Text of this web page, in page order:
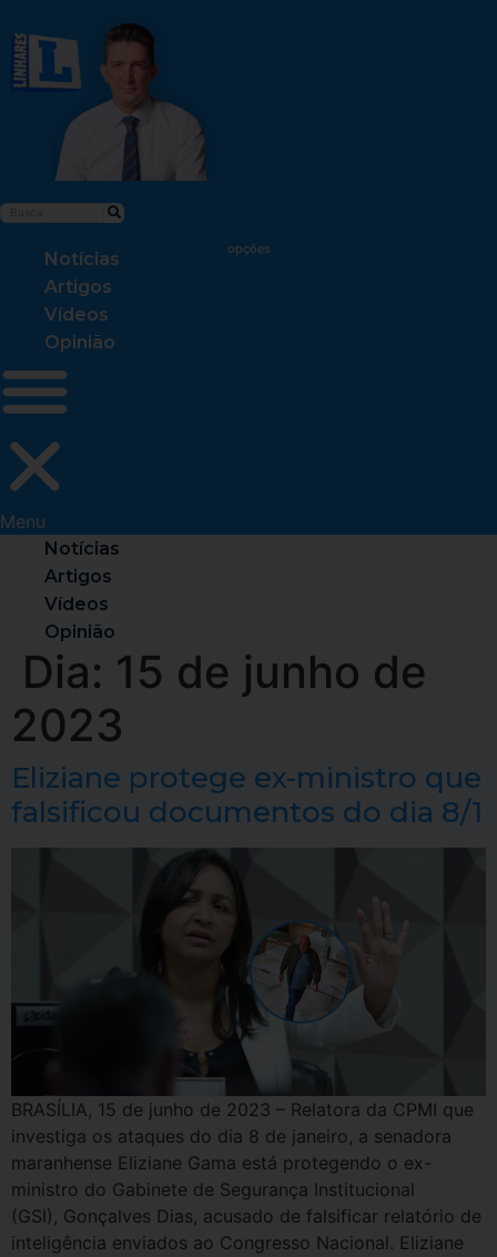
Notícias
Artigos
Vídeos
Opinião
Menu
Notícias
Artigos
Vídeos
Opinião
Dia: 15 de junho de
2023
Eliziane protege ex-ministro que
falsificou documentos do dia 8/1
BRASÍLIA, 15 de junho de 2023 – Relatora da CPMI que
investiga os ataques do dia 8 de janeiro, a senadora
maranhense Eliziane Gama está protegendo o ex-
ministro do Gabinete de Segurança Institucional
(GSI), Gonçalves Dias, acusado de falsificar relatório de
inteligência enviados ao Congresso Nacional. Eliziane